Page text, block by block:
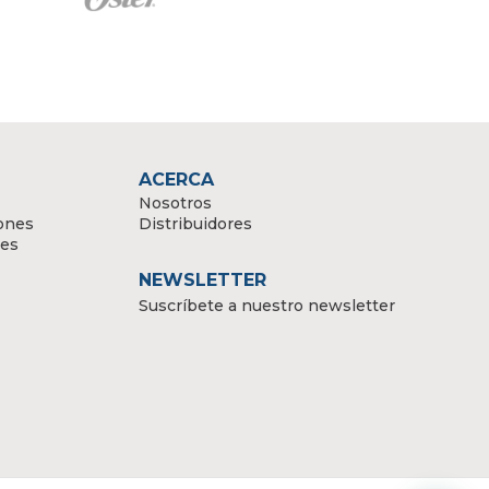
ACERCA
Nosotros
Distribuidores
NEWSLETTER
Suscríbete a nuestro newsletter